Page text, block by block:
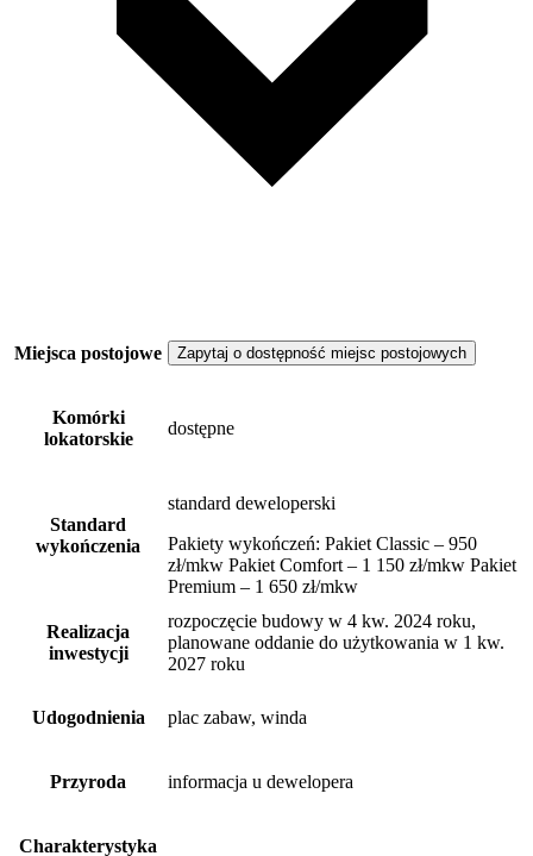
Miejsca postojowe Zapytaj o dostępność miejsc postojowych
Komórki
lokatorskie
dostępne
Standard
wykończenia
standard deweloperski
Pakiety wykończeń: Pakiet Classic – 950
zł/mkw Pakiet Comfort – 1 150 zł/mkw Pakiet
Premium – 1 650 zł/mkw
Realizacja
inwestycji
rozpoczęcie budowy w 4 kw. 2024 roku,
planowane oddanie do użytkowania w 1 kw.
2027 roku
Udogodnienia plac zabaw, winda
Przyroda informacja u dewelopera
Charakterystyka